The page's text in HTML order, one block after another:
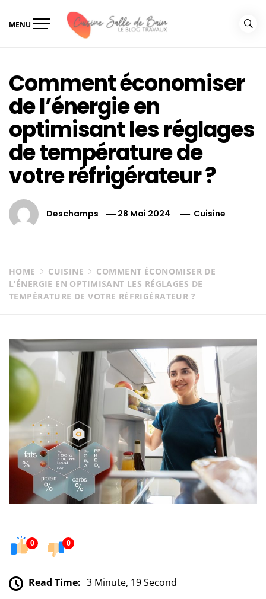
MENU
Comment économiser
de l’énergie en
optimisant les réglages
de température de
votre réfrigérateur ?
Deschamps 28 Mai 2024 Cuisine
HOME CUISINE
COMMENT ÉCONOMISER DE
L’ÉNERGIE EN OPTIMISANT LES RÉGLAGES DE
TEMPÉRATURE DE VOTRE RÉFRIGÉRATEUR ?
0 0
Read Time: 3 Minute, 19 Second